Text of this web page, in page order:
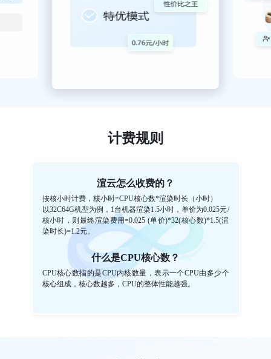
计费规则
渲云怎么收费的？
按核小时计费，核小时=CPU核心数*渲染时长（小时）
以32C64G机型为例，1台机器渲染1.5小时，单价为0.025元/
核小时，则最终渲染费用=0.025 (单价)*32(核心数)*1.5(渲
染时长)=1.2元。
什么是CPU核心数？
CPU核心数指的是CPU内核数量，表示一个CPU由多少个
核心组成，核心数越多，CPU的整体性能越强。